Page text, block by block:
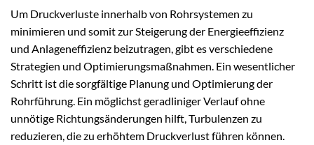
Um Druckverluste innerhalb von Rohrsystemen zu
minimieren und somit zur Steigerung der Energieeffizienz
und Anlageneffizienz beizutragen, gibt es verschiedene
Strategien und Optimierungsmaßnahmen. Ein wesentlicher
Schritt ist die sorgfältige Planung und Optimierung der
Rohrführung. Ein möglichst geradliniger Verlauf ohne
unnötige Richtungsänderungen hilft, Turbulenzen zu
reduzieren, die zu erhöhtem Druckverlust führen können.